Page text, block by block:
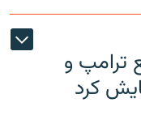
ترامپ و
کرد